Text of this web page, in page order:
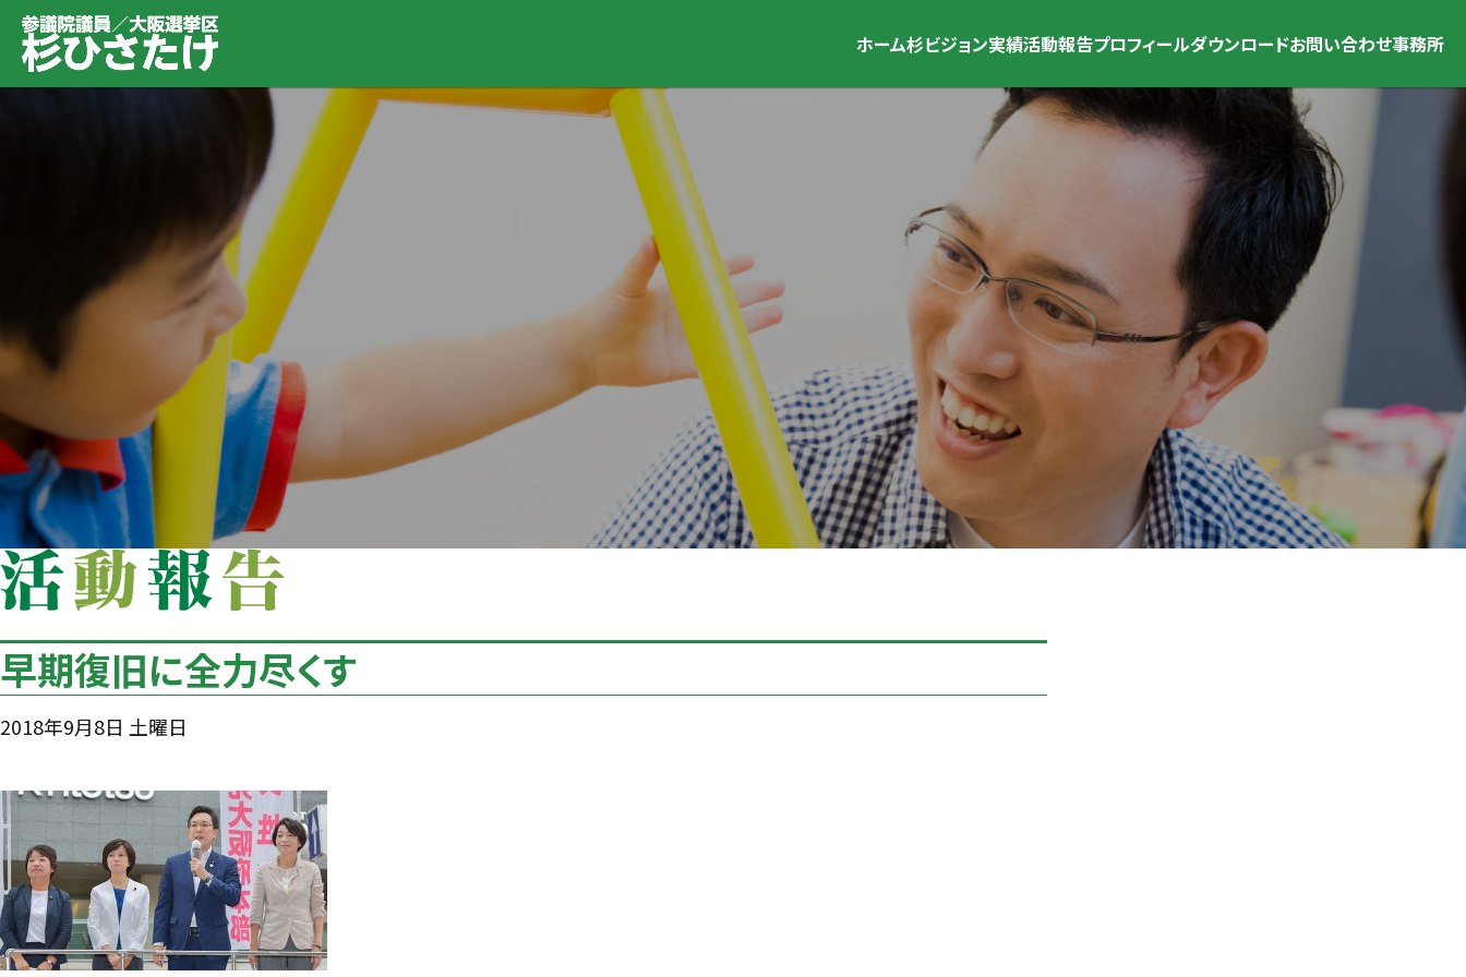
ホーム杉ビジョン実績活動報告プロフィールダウンロードお問い合わせ事務所
早期復旧に全力尽くす
2018年9月8日 土曜日